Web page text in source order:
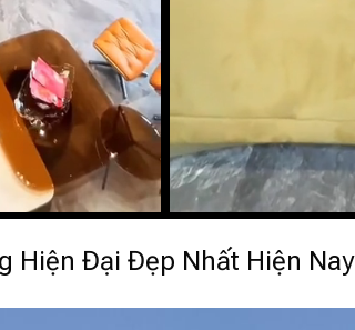
Hiện Đại Đẹp Nhất Hiện Nay